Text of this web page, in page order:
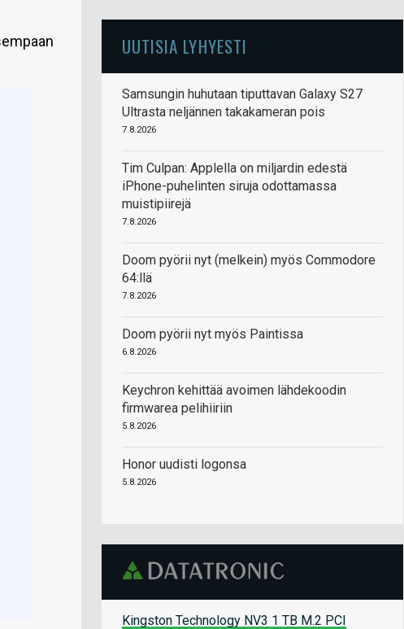
UUTISIA LYHYESTI
Samsungin huhutaan tiputtavan Galaxy S27
Ultrasta neljännen takakameran pois
7.8.2026
Tim Culpan: Applella on miljardin edestä
iPhone-puhelinten siruja odottamassa
muistipiirejä
7.8.2026
Doom pyörii nyt (melkein) myös Commodore
64:llä
7.8.2026
Doom pyörii nyt myös Paintissa
6.8.2026
Keychron kehittää avoimen lähdekoodin
firmwarea pelihiiriin
5.8.2026
Honor uudisti logonsa
5.8.2026
Kingston Technology NV3 1 TB M.2 PCI